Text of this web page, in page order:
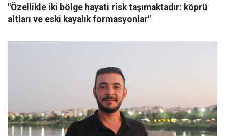
"Özellikle iki bölge hayati risk taşımaktadır: köprü
altları ve eski kayalık formasyonlar"